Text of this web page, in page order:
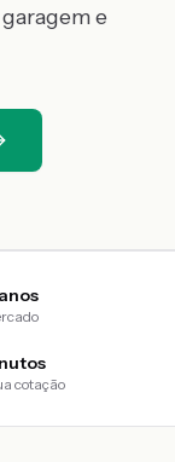
e
cotação